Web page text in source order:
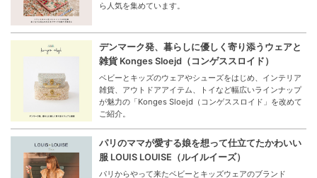
ら人気を集めています。
デンマーク発、暮らしに優しく寄り添うウェアと
雑貨 Konges Sloejd（コンゲススロイド）
ベビーとキッズのウェアやシューズをはじめ、インテリア
雑貨、アウトドアアイテム、トイなど幅広いラインナップ
が魅力の「Konges Sloejd（コンゲススロイド」を改めて
ご紹介。
パリのママが愛する娘を想って仕立てたかわいい
服 LOUIS LOUISE（ルイルイーズ）
パリからやって来たベビーとキッズウェアのブランド